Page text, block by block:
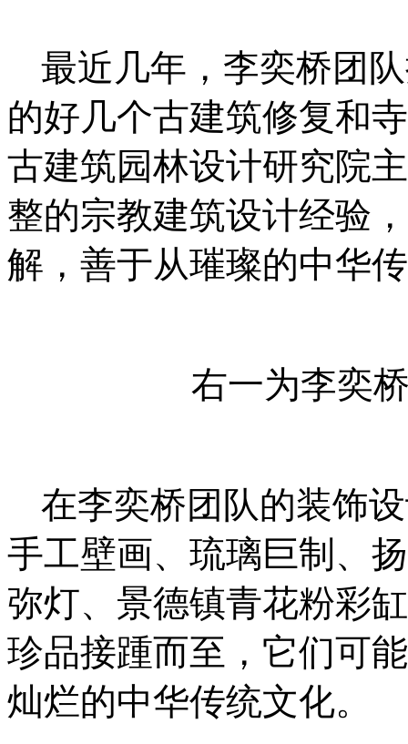
最近几年，李奕桥团
的好几个古建筑修复和
古建筑园林设计研究院
整的宗教建筑设计经验
解，善于从璀璨的中华
右一为李奕
在李奕桥团队的装饰
手工壁画、琉璃巨制、
弥灯、景德镇青花粉彩
珍品接踵而至，它们可
灿烂的中华传统文化。